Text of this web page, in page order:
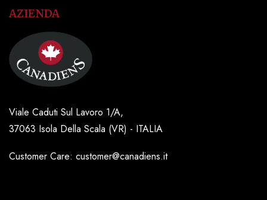
AZIENDA
Viale Caduti Sul Lavoro 1/A,
37063 Isola Della Scala (VR) - ITALIA
Customer Care: customer@canadiens.it